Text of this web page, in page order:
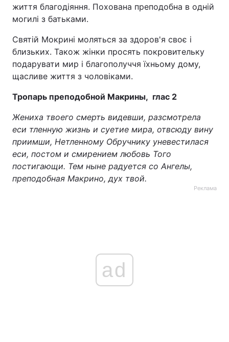
життя благодіяння. Похована преподобна в одній
могилі з батьками.
Святій Мокрині моляться за здоров'я своє і
близьких. Також жінки просять покровительку
подарувати мир і благополуччя їхньому дому,
щасливе життя з чоловіками.
Тропарь преподобной Макрины, глас 2
Жениха твоего смерть видевши, разсмотрела
еси тленную жизнь и суетие мира, отвсюду вину
приимши, Нетленному Обручнику уневестилася
еси, постом и смирением любовь Того
постигающи. Тем ныне радуется со Ангелы,
преподобная Макрино, дух твой.
Реклама
ad